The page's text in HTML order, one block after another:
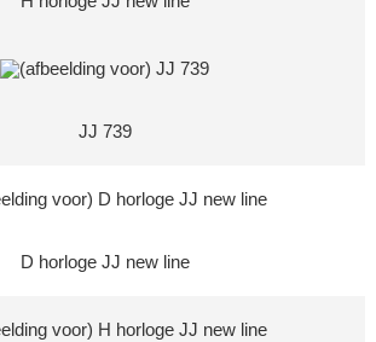
JJ 739
D horloge JJ new line